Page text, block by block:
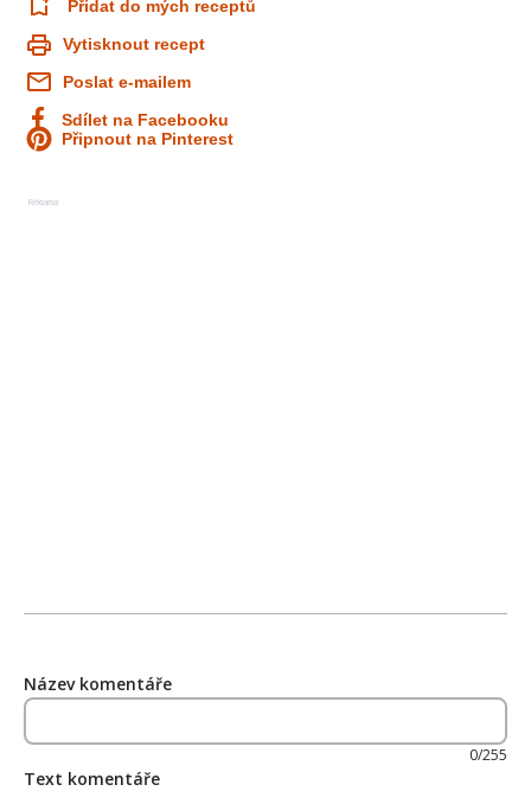
Přidat do mých receptů
Vytisknout recept
Poslat e-mailem
Sdílet na Facebooku
Připnout na Pinterest
Reklama
Název komentáře
0/255
Text komentáře